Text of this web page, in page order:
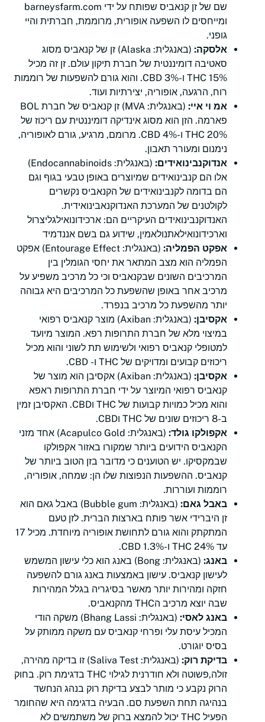
שם של זן קנאביס שפותח על ידי barneysfarm.com
ומייחסים לו השפעה אופורית, מרוממת, חברתית והיי
גופני.
אלסקה:
(באנגלית: Alaska) זן של קנאביס מסוג
סאטיבה דומיננטית של חברת תיקון עולם. זן זה מכיל
15% THC ו-3% CBD. והוא גורם להשפעות של רוממות
רוח, הרגעה, אופוריה, יצירתיות ועוד.
אמ וי איי:
(באנגלית: MVA) זן קנאביס של חברת BOL
פארמה. הזן הוא מסוג אינדיקה דומיננטית עם ריכוז של
20% THC ו-4% CBD. מרומם, מרגיע, גורם לאופוריה,
נימנום ומעורר תאבון.
אנדוקנבינואידים:
(באנגלית: Endocannabinoids)
אלו הם קנבינואידים שמיוצרים באופן טבעי בגוף וגם
הם בדומה לקנבינואידים של הקנאביס נקשרים
לקולטנים של המערכת האנדוקנאבינואידית.
האנדוקנבינואידים העיקריים הם: ארכידונואילגליצרול
וארכידונואילאתנולאמין, שידוע גם בשם אננדמיד
אפקט הפמליה:
(באנגלית: Entourage Effect) אפקט
הפמליה הוא מצב המתאר את יחסי הגומלין בין
המרכיבים השונים שבקנאביס וכי כל מרכיב משפיע על
מרכיב אחר באופן שהשפעת כל המרכיבים היא גבוהה
יותר מהשפעת כל מרכיב בנפרד.
אקסיבן:
(באנגלית: Axiban) מוצר קנאביס רפואי
במיצוי מלא של חברת התרופות רפא. המוצר מיועד
למטופלי קנאביס רפואי ולשימוש תת לשוני והוא מכיל
ריכוזים קבועים ומדויקים של THC ו- CBD.
אקסיבן:
(באנגלית: Axiban) אקסיבן הוא מוצר של
קנאביס רפואי המיוצר על ידי חברת התרופות ראפא
והוא מכיל כמויות קבועות של THC וCBD. האקסיבן זמין
ב-8 ריכוזים שונים של THC וCBD.
אקפולקו גולד:
(באנגלית: Acapulco Gold) אחד מזני
הקנאביס הידועים ביותר שמקורו באזור אקפולקו
שבמקסיקו. יש הטוענים כי מדובר בזן הטוב ביותר של
קנאביס. ההשפעות הנפוצות שלו הן: שמחה, אופוריה,
רוממות ועוררות.
באבל גאם:
(באנגלית: Bubble gum) באבל גאם הוא
זן היברידי אשר פותח בארצות הברית. לזן טעם
המתקתק והוא גורם לתחושת אופוריה מיוחדת. מכיל 17
עד 24% THC ו-1.3% CBD.
באנג:
(באנגלית: Bong) באנג הוא כלי עישון המשמש
לעישון קנאביס. עישון באמצעות באנג גורם להשפעה
חזקה ומהירות יותר מאשר בסיגריה בגלל המהירות
שבה יוצא מרכיב הTHC מהקנאביס.
באנג לאסי:
(באנגלית: Bhang Lassi) משקה הודי
המכיל עיסת עלי ופרחי קנאביס עם משקה ממותק על
בסיס יוגורט.
בדיקת רוק:
(באנגלית: Saliva Test) זו בדיקה מהירה,
זולה,פשוטה ולא חודרנית לגילוי THC בדגימת רוק. בחוק
הרוק נקבע כי מותר לבצע בדיקת רוק בנהג הנחשד
בנהיגה תחת השפעת סם. הבעיה בדגימה היא שהחומר
הפעיל THC יכול להמצא ברוק של משתמשים לא